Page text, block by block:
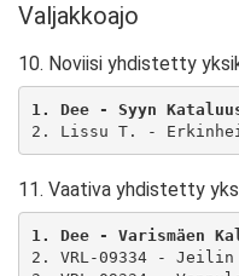
Valjakkoajo
10. Noviisi yhdistetty
1. Dee - Syyn
2. Lissu T. -
11. Vaativa yhdistetty
1. Dee - Varismäen
2. VRL-09334 - Jeilin